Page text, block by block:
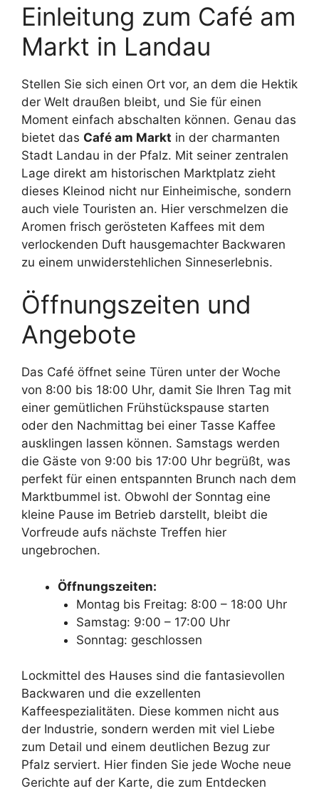
Einleitung zum Café am
Markt in Landau
Stellen Sie sich einen Ort vor, an dem die Hektik
der Welt draußen bleibt, und Sie für einen
Moment einfach abschalten können. Genau das
bietet das Café am Markt in der charmanten
Stadt Landau in der Pfalz. Mit seiner zentralen
Lage direkt am historischen Marktplatz zieht
dieses Kleinod nicht nur Einheimische, sondern
auch viele Touristen an. Hier verschmelzen die
Aromen frisch gerösteten Kaffees mit dem
verlockenden Duft hausgemachter Backwaren
zu einem unwiderstehlichen Sinneserlebnis.
Öffnungszeiten und
Angebote
Das Café öffnet seine Türen unter der Woche
von 8:00 bis 18:00 Uhr, damit Sie Ihren Tag mit
einer gemütlichen Frühstückspause starten
oder den Nachmittag bei einer Tasse Kaffee
ausklingen lassen können. Samstags werden
die Gäste von 9:00 bis 17:00 Uhr begrüßt, was
perfekt für einen entspannten Brunch nach dem
Marktbummel ist. Obwohl der Sonntag eine
kleine Pause im Betrieb darstellt, bleibt die
Vorfreude aufs nächste Treffen hier
ungebrochen.
Öffnungszeiten:
Montag bis Freitag: 8:00 – 18:00 Uhr
Samstag: 9:00 – 17:00 Uhr
Sonntag: geschlossen
Lockmittel des Hauses sind die fantasievollen
Backwaren und die exzellenten
Kaffeespezialitäten. Diese kommen nicht aus
der Industrie, sondern werden mit viel Liebe
zum Detail und einem deutlichen Bezug zur
Pfalz serviert. Hier finden Sie jede Woche neue
Gerichte auf der Karte, die zum Entdecken